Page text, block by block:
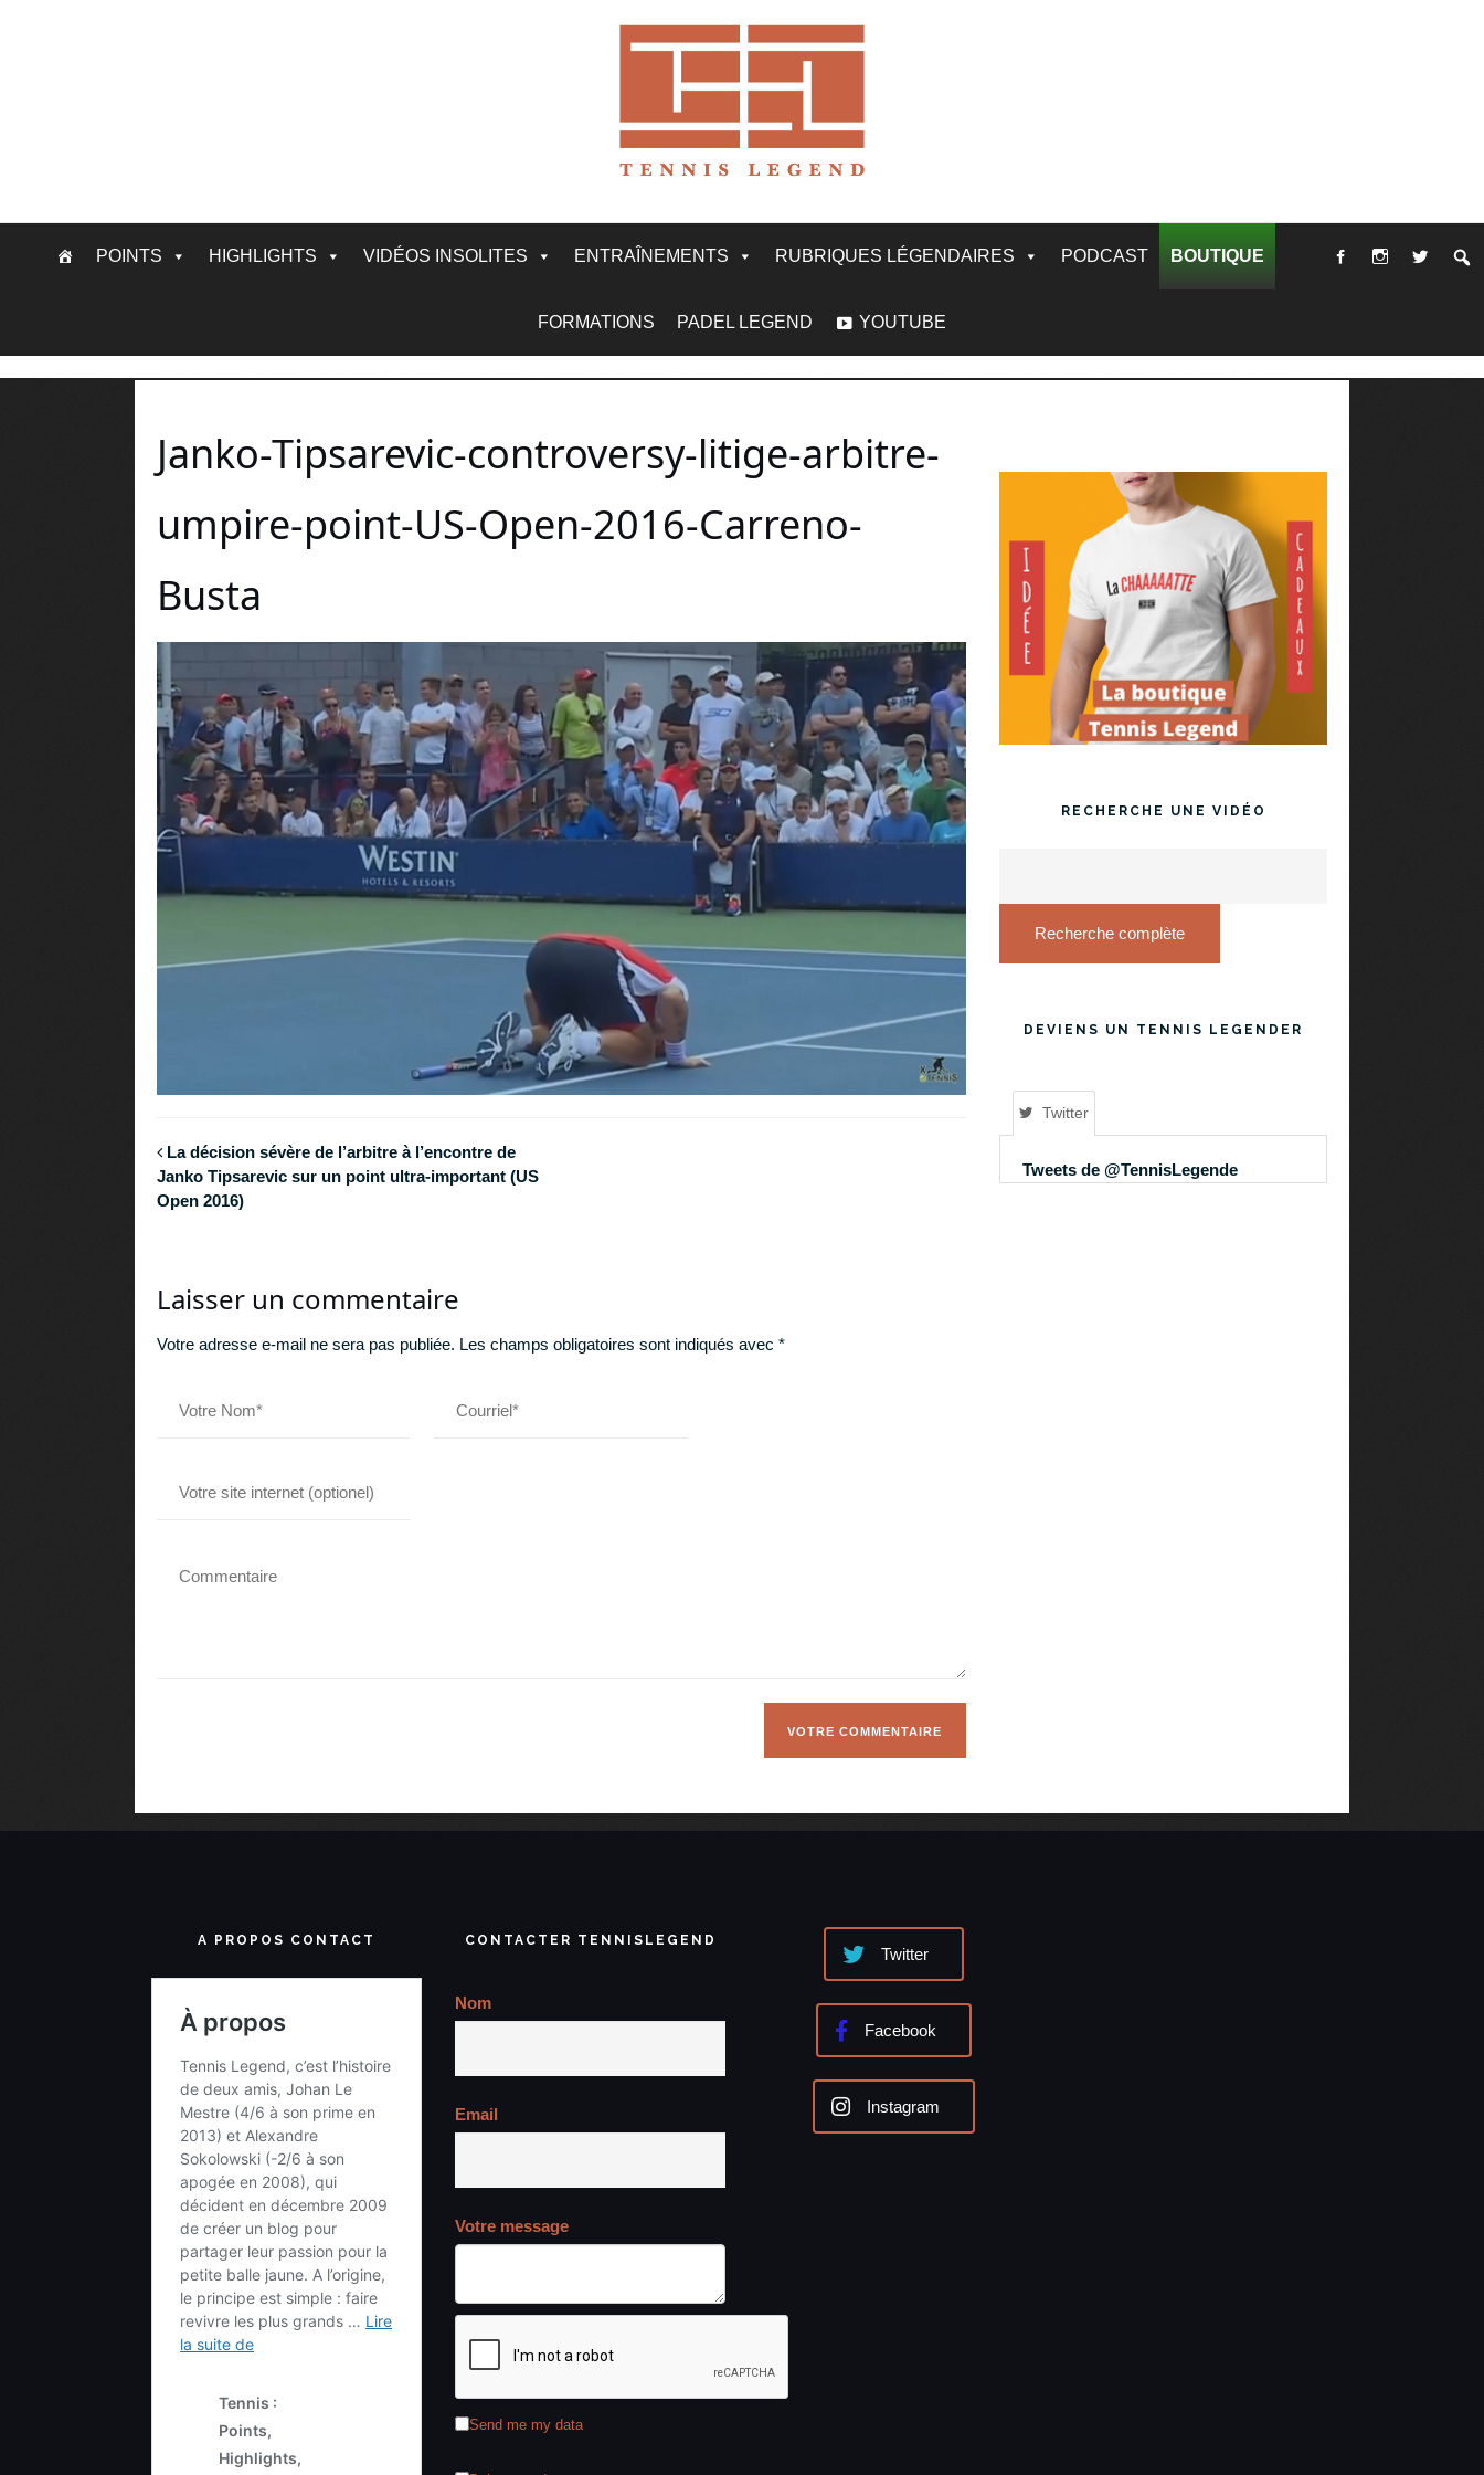
POINTS HIGHLIGHTS VIDÉOS INSOLITES ENTRAÎNEMENTS RUBRIQUES LÉGENDAIRES PODCAST BOUTIQUE
FORMATIONS PADEL LEGEND YOUTUBE
Janko-Tipsarevic-controversy-litige-arbitre-
umpire-point-US-Open-2016-Carreno-
Busta
La décision sévère de l’arbitre à l’encontre de
Janko Tipsarevic sur un point ultra-important (US
Open 2016)
Laisser un commentaire
Votre adresse e-mail ne sera pas publiée. Les champs obligatoires sont indiqués avec *
RECHERCHE UNE VIDÉO
Recherche complète
DEVIENS UN TENNIS LEGENDER
Twitter
Tweets de @TennisLegende
A PROPOS CONTACT CONTACTER TENNISLEGEND
Nom
Email
Votre message
Send me my data
Twitter
Facebook
Instagram